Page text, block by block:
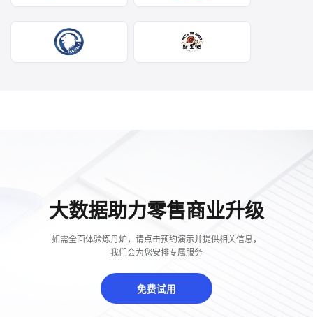
大数据助力零售商业升级
如需全面体验炼丹炉，请点击预约演示并提供相关信息，
我们会为您安排专属服务
免费试用